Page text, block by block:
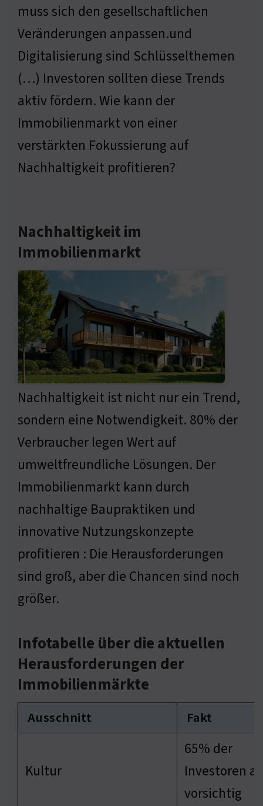
muss sich den gesellschaftlichen
Veränderungen anpassen.und
Digitalisierung sind Schlüsselthemen
(…) Investoren sollten diese Trends
aktiv fördern. Wie kann der
Immobilienmarkt von einer
verstärkten Fokussierung auf
Nachhaltigkeit profitieren?
Nachhaltigkeit im
Immobilienmarkt
Nachhaltigkeit ist nicht nur ein Trend,
sondern eine Notwendigkeit. 80% der
Verbraucher legen Wert auf
umweltfreundliche Lösungen. Der
Immobilienmarkt kann durch
nachhaltige Baupraktiken und
innovative Nutzungskonzepte
profitieren : Die Herausforderungen
sind groß, aber die Chancen sind noch
größer.
Infotabelle über die aktuellen
Herausforderungen der
Immobilienmärkte
Ausschnitt Fakt
Kultur
65% der
Investoren
vorsichtig